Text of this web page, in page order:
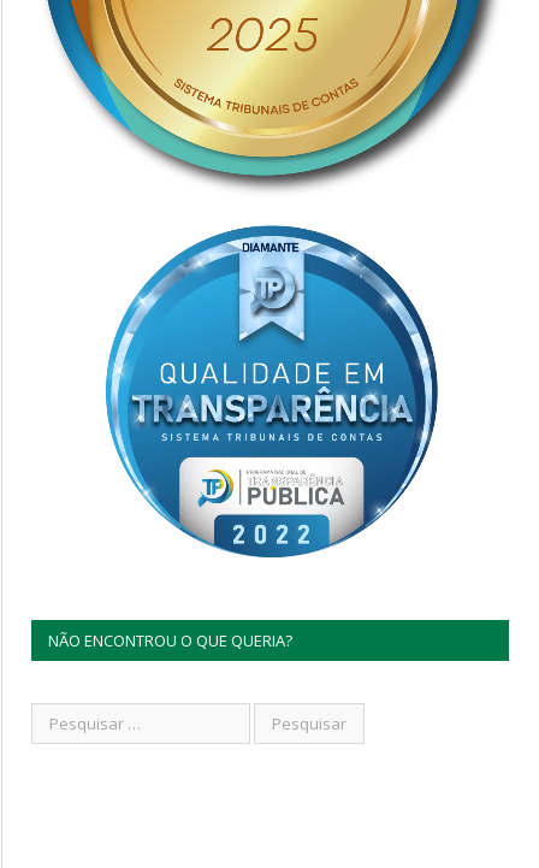
NÃO ENCONTROU O QUE QUERIA?